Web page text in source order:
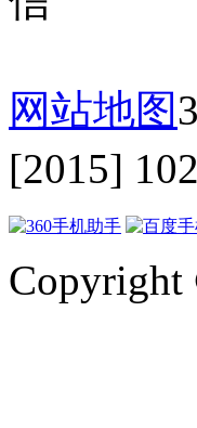
网站地图
[2015]
Copyright